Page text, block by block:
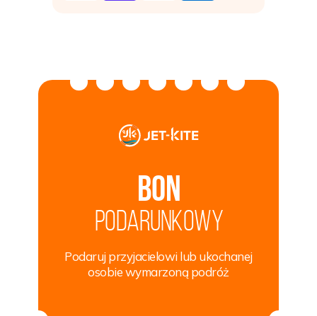
Podaruj przyjacielowi lub ukochanej
osobie wymarzoną podróż
Bon
podarunkowy